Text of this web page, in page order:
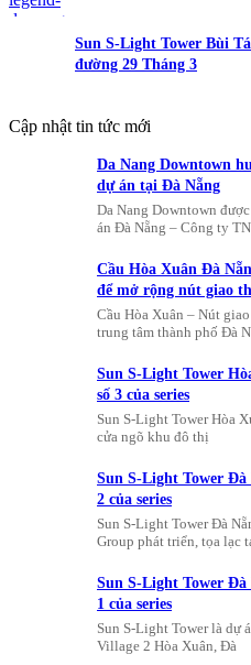
Sun S-Light Tower Bùi
đường 29 Tháng 3
Cập nhật tin tức mới
Da Nang Downtown
dự án tại Đà Nẵng
Da Nang Downtown
án Đà Nẵng – Công ty
Cầu Hòa Xuân Đà
để mở rộng nút giao
Cầu Hòa Xuân – Nút
trung tâm thành phố Đà
Sun S-Light Tower
số 3 của series
Sun S-Light Tower Hòa
cửa ngõ khu đô thị
Sun S-Light Tower Đà
2 của series
Sun S-Light Tower Đà
Group phát triển, tọa lạc
Sun S-Light Tower Đà
1 của series
Sun S-Light Tower là dự
Village 2 Hòa Xuân, Đà